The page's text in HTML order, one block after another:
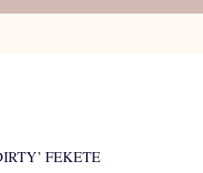
FEKETE